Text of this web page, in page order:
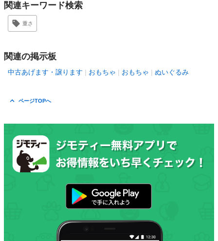
関連キーワード検索
重さ
関連の掲示板
中古あげます・譲ります おもちゃ おもちゃ ぬいぐるみ
ページTOPへ